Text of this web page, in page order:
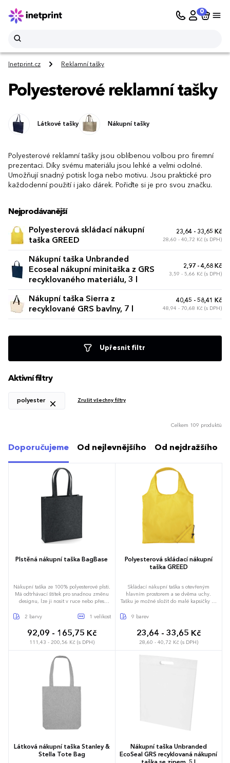
0
Inetprint.cz Reklamní tašky
Polyesterové reklamní tašky
Látkové tašky Nákupní tašky
Polyesterové reklamní tašky jsou oblíbenou volbou pro firemní
prezentaci. Díky svému materiálu jsou lehké a velmi odolné.
Umožňují snadný potisk loga nebo motivu. Jsou praktické pro
každodenní použití i jako dárek. Pořiďte si je pro svou značku.
Nejprodávanější
Polyesterová skládací nákupní
taška GREED
23,64 - 33,65 Kč
28,60 - 40,72 Kč (s DPH)
Nákupní taška Unbranded
Ecoseal nákupní minitaška z GRS
recyklovaného materiálu, 3 l
2,97 - 4,68 Kč
3,59 - 5,66 Kč (s DPH)
Nákupní taška Sierra z
recyklované GRS bavlny, 7 l
40,45 - 58,41 Kč
48,94 - 70,68 Kč (s DPH)
Upřesnit filtr
Aktivní filtry
polyester Zrušit všechny filtry
Celkem 109 produktů
Doporučujeme Od nejlevnějšího Od nejdražšího
Plstěná nákupní taška BagBase
Nákupní taška ze 100% polyesterové plsti.
Má odtrhávací štítek pro snadnou změnu
designu, lze ji nosit v ruce nebo přes
37x41x11,5 cm.
2 barvy 1 velikost
92,09 - 165,75 Kč
111,43 - 200,56 Kč (s DPH)
Univerzální
Polyesterová skládací nákupní
taška GREED
Skládací nákupní taška s otevřeným
hlavním prostorem a se dvěma uchy.
Tašku je možné složit do malé kapsičky se
9 barev
23,64 - 33,65 Kč
28,60 - 40,72 Kč (s DPH)
Látková nákupní taška Stanley &
Stella Tote Bag
Nákupní taška Unbranded
EcoSeal GRS recyklovaná nákupní